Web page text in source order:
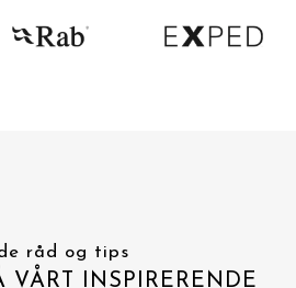
råd og tips
VÅRT INSPIRERENDE